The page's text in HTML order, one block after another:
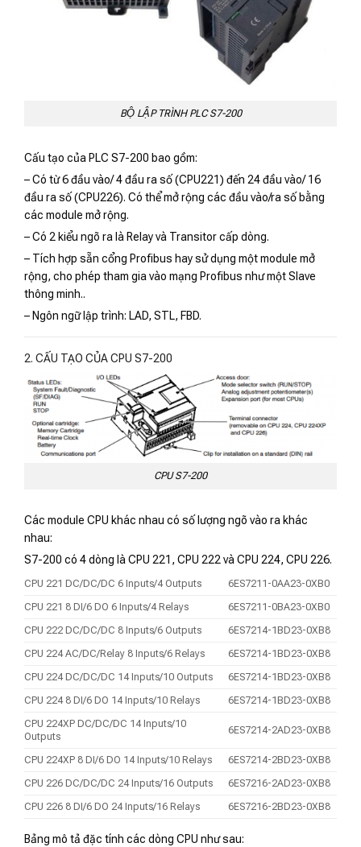
BỘ LẬP TRÌNH PLC S7-200
Cấu tạo của PLC S7-200 bao gồm:
– Có từ 6 đầu vào/ 4 đầu ra số (CPU221) đến 24 đầu vào/ 16
đầu ra số (CPU226). Có thể mở rộng các đầu vào/ra số bằng
các module mở rộng.
– Có 2 kiểu ngõ ra là Relay và Transitor cấp dòng.
– Tích hợp sẵn cổng Profibus hay sử dụng một module mở
rộng, cho phép tham gia vào mạng Profibus như một Slave
thông minh..
– Ngôn ngữ lập trình: LAD, STL, FBD.
2. CẤU TẠO CỦA CPU S7-200
CPU S7-200
Các module CPU khác nhau có số lượng ngõ vào ra khác
nhau:
S7-200 có 4 dòng là CPU 221, CPU 222 và CPU 224, CPU 226.
CPU 221 DC/DC/DC 6 Inputs/4 Outputs
6ES7211-0AA23-0XB0
CPU 221 8 DI/6 DO 6 Inputs/4 Relays
6ES7211-0BA23-0XB0
CPU 222 DC/DC/DC 8 Inputs/6 Outputs
6ES7214-1BD23-0XB8
CPU 224 AC/DC/Relay 8 Inputs/6 Relays
6ES7214-1BD23-0XB8
CPU 224 DC/DC/DC 14 Inputs/10 Outputs
6ES7214-1BD23-0XB8
CPU 224 8 DI/6 DO 14 Inputs/10 Relays
6ES7214-1BD23-0XB8
CPU 224XP DC/DC/DC 14 Inputs/10
Outputs
6ES7214-2AD23-0XB8
CPU 224XP 8 DI/6 DO 14 Inputs/10 Relays
6ES7214-2BD23-0XB8
CPU 226 DC/DC/DC 24 Inputs/16 Outputs
6ES7216-2AD23-0XB8
CPU 226 8 DI/6 DO 24 Inputs/16 Relays
6ES7216-2BD23-0XB8
Bảng mô tả đặc tính các dòng CPU như sau: